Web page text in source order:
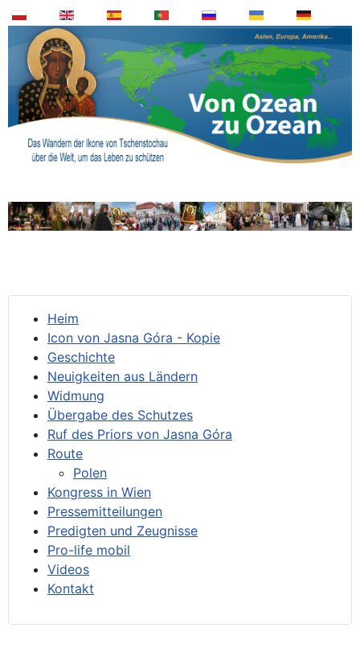
Heim
Icon von Jasna Góra - Kopie
Geschichte
Neuigkeiten aus Ländern
Widmung
Übergabe des Schutzes
Ruf des Priors von Jasna Góra
Route
Polen
Kongress in Wien
Pressemitteilungen
Predigten und Zeugnisse
Pro-life mobil
Videos
Kontakt